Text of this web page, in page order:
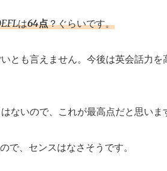
は64点？ぐらいです。
とも言えません。今後は英会話力を
ないので、これが最高点だと思いま
で、センスはなさそうです。